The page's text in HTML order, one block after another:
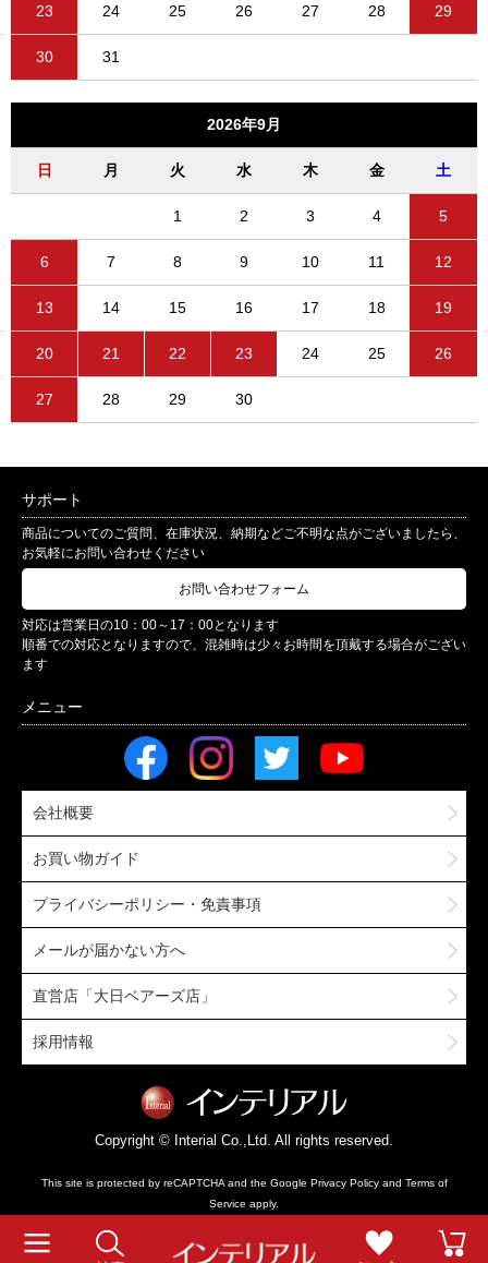
23 24 25 26 27 28 29
30 31
2026年9月
日 月 火 水 木 金 土
1 2 3 4 5
6 7 8 9 10 11 12
13 14 15 16 17 18 19
20 21 22 23 24 25 26
27 28 29 30
サポート
商品についてのご質問、在庫状況、納期などご不明な点がございましたら、
お気軽にお問い合わせください
お問い合わせフォーム
対応は営業日の10：00～17：00となります
順番での対応となりますので、混雑時は少々お時間を頂戴する場合がござい
ます
会社概要
お買い物ガイド
プライバシーポリシー・免責事項
メールが届かない方へ
直営店「大日ベアーズ店」
採用情報
Copyright © Interial Co.,Ltd. All rights reserved.
This site is protected by reCAPTCHA and the Google Privacy Policyand Terms of
Service apply.